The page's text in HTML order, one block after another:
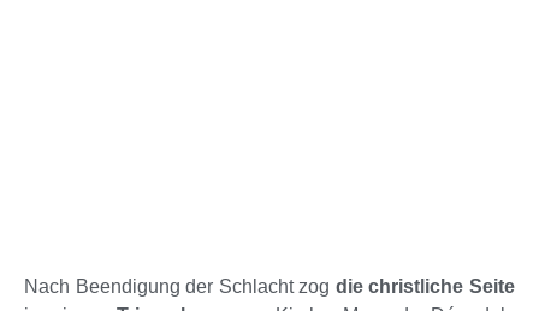
Nach Beendigung der Schlacht zog die christliche Seite